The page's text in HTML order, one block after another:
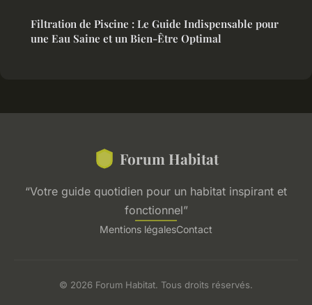
Filtration de Piscine : Le Guide Indispensable pour
une Eau Saine et un Bien-Être Optimal
Forum Habitat
“Votre guide quotidien pour un habitat inspirant et
fonctionnel”
Mentions légalesContact
© 2026 Forum Habitat. Tous droits réservés.